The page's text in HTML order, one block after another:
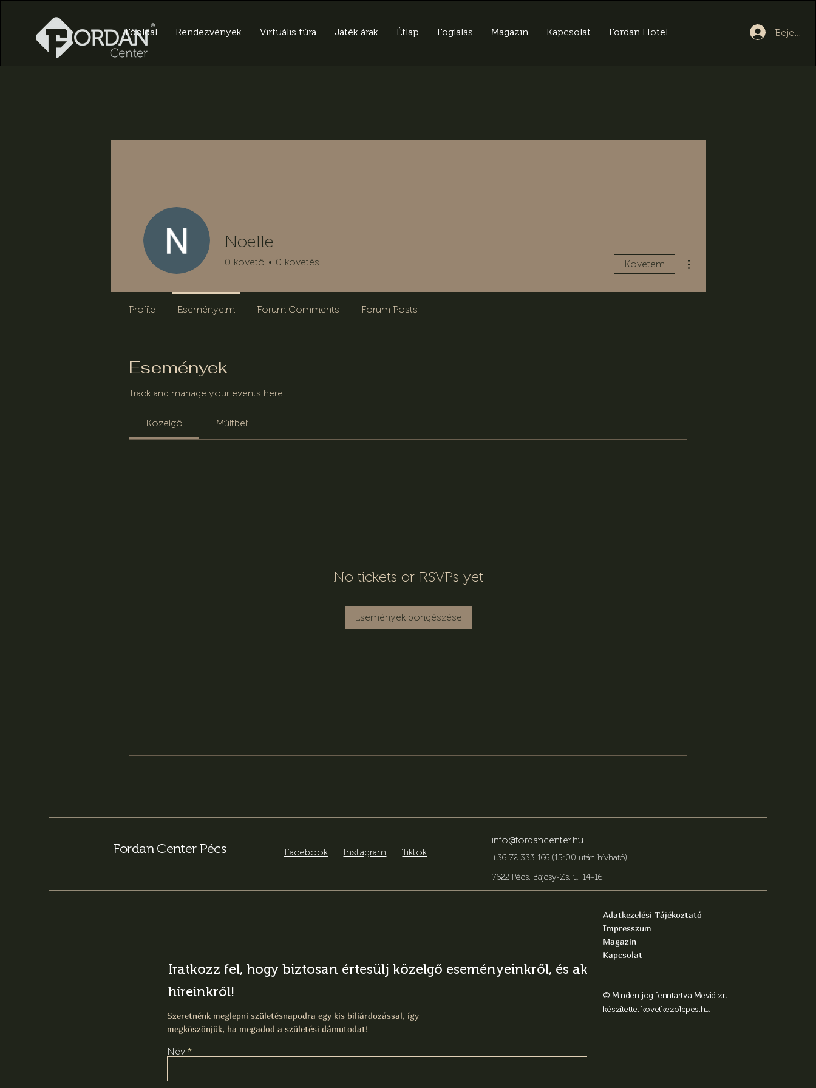
Főoldal Rendezvények Virtuális túra Játék árak Étlap Foglalás Magazin Kapcsolat Fordan Hotel
Események
Track and manage your events here.
Közelgő Múltbeli
No tickets or RSVPs yet
Események böngészése
Noelle
0 követő 0 követés Követem
Profile Eseményeim Forum Comments Forum Posts
Fordan Center Pécs Facebook Instagram Tiktok
info@fordancenter.hu
+36 72 333 166 (15:00 után hívható)
7622 Pécs, Bajcsy-Zs. u. 14-16.
Iratkozz fel, hogy biztosan értesülj közelgő eseményeinkről, és aktuális
híreinkről!
Szeretnénk meglepni születésnapodra egy kis biliárdozással, így
megköszönjük, ha megadod a születési dámutodat!
Név
Adatkezelési Tájékoztató
Impresszum
Magazin
Kapcsolat
© Minden jog fenntartva Mevid zrt.
készítette: kovetkezolepes.hu